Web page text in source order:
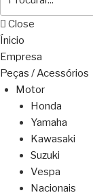
Close
Ínicio
Empresa
Peças / Acessórios
Motor
Honda
Yamaha
Kawasaki
Suzuki
Vespa
Nacionais